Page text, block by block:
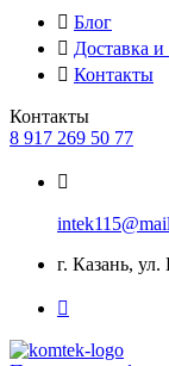
Блог
Доставка и
Контакты
Контакты
8 917 269 50 77
г. Казань,